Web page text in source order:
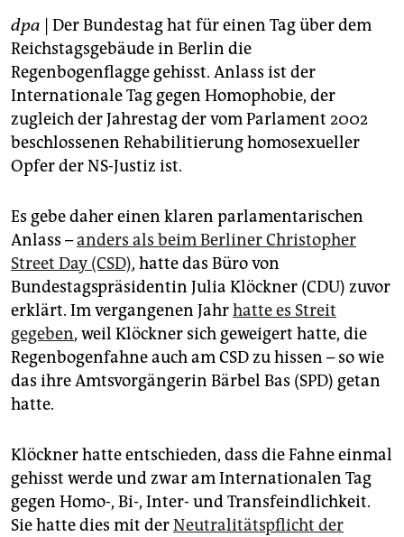
abo
genossenschaft
epaper login
dpa | Der Bundestag hat für einen Tag über dem
Reichstagsgebäude in Berlin die
Regenbogenflagge gehisst. Anlass ist der
Internationale Tag gegen Homophobie, der
zugleich der Jahrestag der vom Parlament 2002
beschlossenen Rehabilitierung homosexueller
Opfer der NS-Justiz ist.
Es gebe daher einen klaren parlamentarischen
Anlass –anders als beim Berliner Christopher
Street Day (CSD), hatte das Büro von
Bundestagspräsidentin Julia Klöckner (CDU) zuvor
erklärt. Im vergangenen Jahrhatte es Streit
gegeben, weil Klöckner sich geweigert hatte, die
Regenbogenfahne auch am CSD zu hissen – so wie
das ihre Amtsvorgängerin Bärbel Bas (SPD) getan
hatte.
Klöckner hatte entschieden, dass die Fahne einmal
gehisst werde und zwar am Internationalen Tag
gegen Homo-, Bi-, Inter- und Transfeindlichkeit.
Sie hatte dies mit derNeutralitätspflicht der